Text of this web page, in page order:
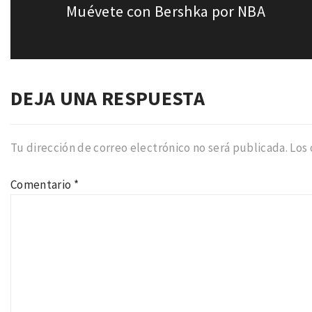
Entrada
Muévete con Bershka por NBA
DEJA UNA RESPUESTA
Tu dirección de correo electrónico no será publicada. Los
Comentario *